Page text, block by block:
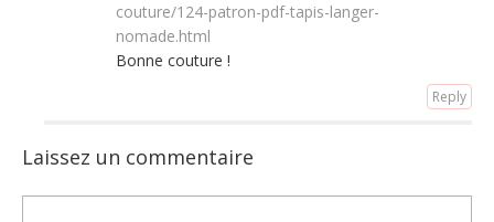
couture/124-patron-pdf-tapis-langer-
nomade.html
Bonne couture !
Reply
Laissez un commentaire